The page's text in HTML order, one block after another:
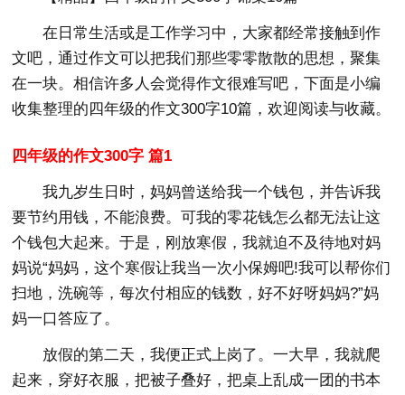
在日常生活或是工作学习中，大家都经常接触到作
文吧，通过作文可以把我们那些零零散散的思想，聚集
在一块。相信许多人会觉得作文很难写吧，下面是小编
收集整理的四年级的作文300字10篇，欢迎阅读与收藏。
四年级的作文300字 篇1
我九岁生日时，妈妈曾送给我一个钱包，并告诉我
要节约用钱，不能浪费。可我的零花钱怎么都无法让这
个钱包大起来。于是，刚放寒假，我就迫不及待地对妈
妈说“妈妈，这个寒假让我当一次小保姆吧!我可以帮你们
扫地，洗碗等，每次付相应的钱数，好不好呀妈妈?”妈
妈一口答应了。
放假的第二天，我便正式上岗了。一大早，我就爬
起来，穿好衣服，把被子叠好，把桌上乱成一团的书本